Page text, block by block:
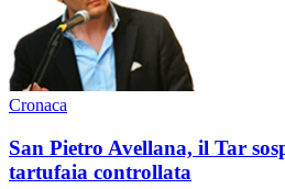
Cronaca
San Pietro Avellana, il Tar
tartufaia controllata